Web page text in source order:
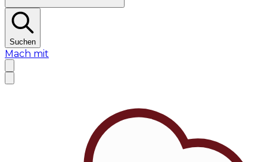
Suchen
Mach mit